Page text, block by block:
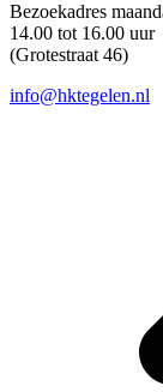
Bezoekadres
14.00 tot 16.00
(Grotestraat 46)
info@hktegelen.nl